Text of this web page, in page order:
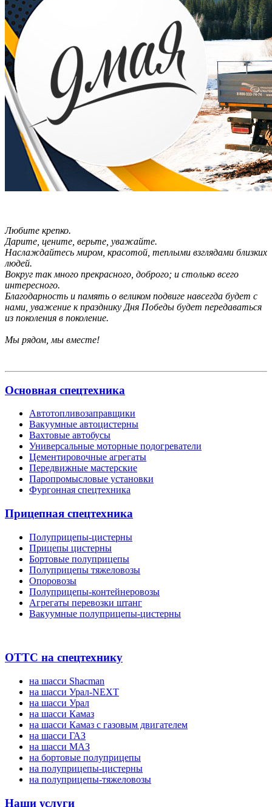
Любите крепко.
Дарите, цените, верьте, уважайте.
Наслаждайтесь миром, красотой, теплыми взглядами близких
людей.
Вокруг так много прекрасного, доброго; и столько всего
интересного.
Благодарность и память о великом подвиге навсегда будет с
нами, уважение к празднику Дня Победы будет передаваться
из поколения в поколение.
Мы рядом, мы вместе!
Основная спецтехника
Автотопливозаправщики
Вакуумные автоцистерны
Вахтовые автобусы
Универсальные моторные подогреватели
Цементировочные агрегаты
Передвижные мастерские
Паропромысловые установки
Фургонная спецтехника
Прицепная спецтехника
Полуприцепы-цистерны
Прицепы цистерны
Бортовые полуприцепы
Полуприцепы тяжеловозы
Опоровозы
Полуприцепы-контейнеровозы
Агрегаты перевозки штанг
Вакуумные полуприцепы-цистерны
ОТТС на спецтехнику
на шасси Shacman
на шасси Урал-NEXT
на шасси Урал
на шасси Камаз
на шасси Камаз с газовым двигателем
на шасси ГАЗ
на шасси МАЗ
на бортовые полуприцепы
на полуприцепы-цистерны
на полуприцепы-тяжеловозы
Наши услуги